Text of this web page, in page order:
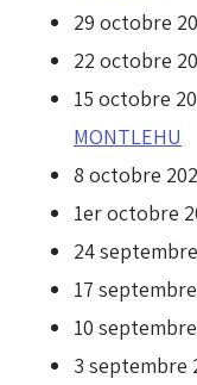
29 octobre
22 octobre
15 octobre
MONTLEHU
8 octobre
1er octobre
24
17
10
3 septembre